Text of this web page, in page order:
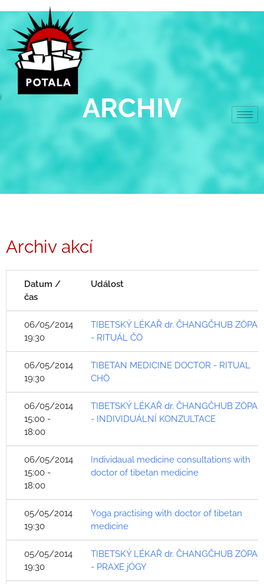
obsah
ARCHIV
Archiv akcí
Datum /
čas
Událost
06/05/2014
19:30
TIBETSKÝ LÉKAŘ dr. ČHANGČHUB ZÖPA
- RITUÁL ČÖ
06/05/2014
19:30
TIBETAN MEDICINE DOCTOR - RITUAL
CHÖ
06/05/2014
15:00 -
18:00
TIBETSKÝ LÉKAŘ dr. ČHANGČHUB ZÖPA
- INDIVIDUÁLNÍ KONZULTACE
06/05/2014
15:00 -
18:00
Individaual medicine consultations with
doctor of tibetan medicine
05/05/2014
19:30
Yoga practising with doctor of tibetan
medicine
05/05/2014
19:30
TIBETSKÝ LÉKAŘ dr. ČHANGČHUB ZÖPA
- PRAXE jÓGY